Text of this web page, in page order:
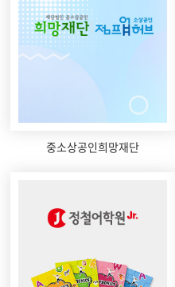
중소상공인희망재단